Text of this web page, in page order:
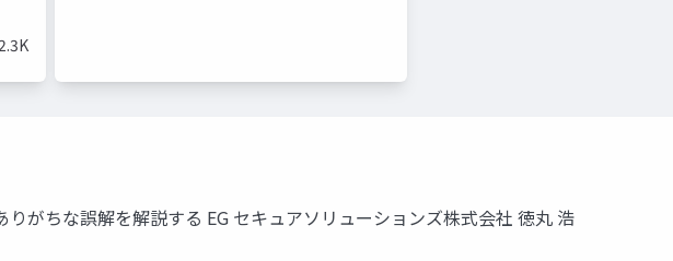
りがちな誤解を解説する EG セキュアソリューションズ株式会社 徳丸 浩